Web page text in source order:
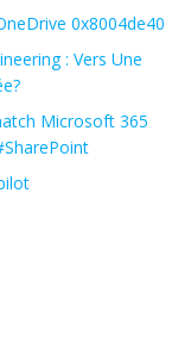
0x8004de40
: Vers Une
Microsoft 365